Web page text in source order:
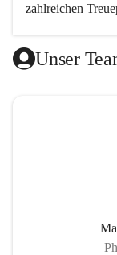
zahlreichen
Wir freuen uns
Unser